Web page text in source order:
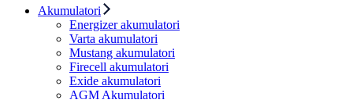
Akumulatori
Energizer akumulatori
Varta akumulatori
Mustang akumulatori
Firecell akumulatori
Exide akumulatori
AGM Akumulatori